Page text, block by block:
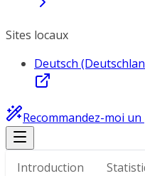
Sites locaux
Deutsch
Recommandez-moi
Introduction